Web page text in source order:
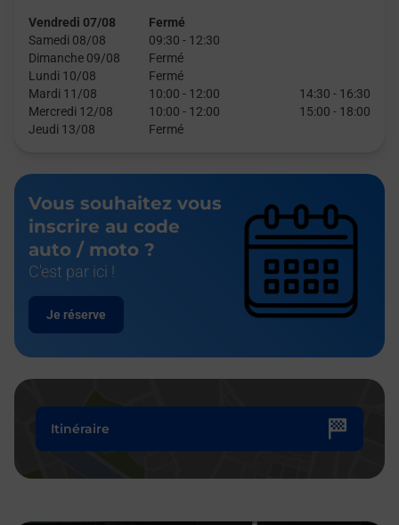
Vendredi 07/08
Fermé
Samedi 08/08
09:30 - 12:30
Dimanche 09/08
Fermé
Lundi 10/08
Fermé
Mardi 11/08
10:00 - 12:00 14:30 - 16:30
Mercredi 12/08
10:00 - 12:00 15:00 - 18:00
Jeudi 13/08
Fermé
Vous souhaitez vous
inscrire au code
auto / moto ?
C'est par ici !
Je réserve
Itinéraire